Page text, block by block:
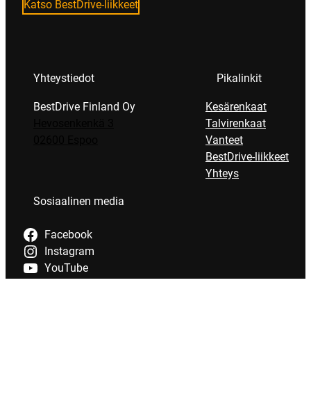
Katso BestDrive-liikkeet
Yhteystiedot
BestDrive Finland Oy
Pikalinkit
Kesärenkaat
Talvirenkaat
Vanteet
BestDrive-liikkeet
Yhteys
Sosiaalinen media
Facebook
Instagram
YouTube